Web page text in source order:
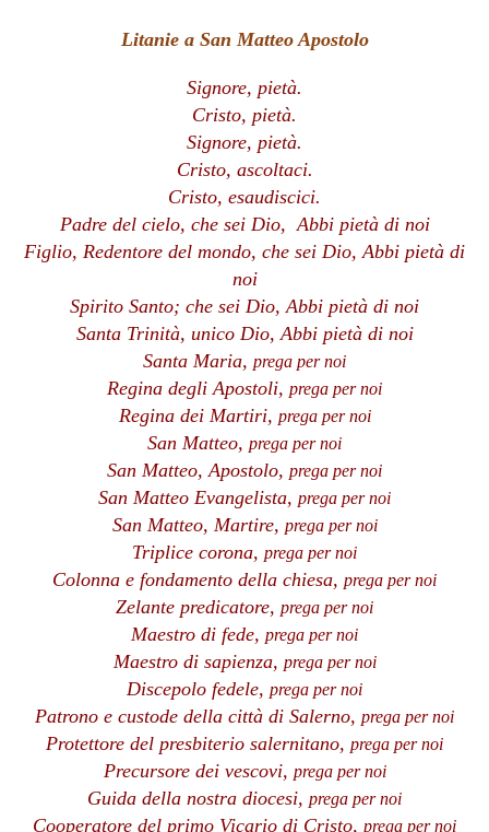
Litanie a San Matteo Apostolo
Signore, pietà.
Cristo, pietà.
Signore, pietà.
Cristo, ascoltaci.
Cristo, esaudiscici.
Padre del cielo, che sei Dio, Abbi pietà di noi
Figlio, Redentore del mondo, che sei Dio,Abbi pietà di
noi
Spirito Santo; che sei Dio,Abbi pietà di noi
Santa Trinità, unico Dio,Abbi pietà di noi
Santa Maria, prega per noi
Regina degli Apostoli, prega per noi
Regina dei Martiri, prega per noi
San Matteo, prega per noi
San Matteo, Apostolo, prega per noi
San Matteo Evangelista, prega per noi
San Matteo, Martire, prega per noi
Triplice corona, prega per noi
Colonna e fondamento della chiesa, prega per noi
Zelante predicatore, prega per noi
Maestro di fede, prega per noi
Maestro di sapienza, prega per noi
Discepolo fedele, prega per noi
Patrono e custode della città di Salerno, prega per noi
Protettore del presbiterio salernitano, prega per noi
Precursore dei vescovi, prega per noi
Guida della nostra diocesi, prega per noi
Cooperatore del primo Vicario di Cristo, prega per noi